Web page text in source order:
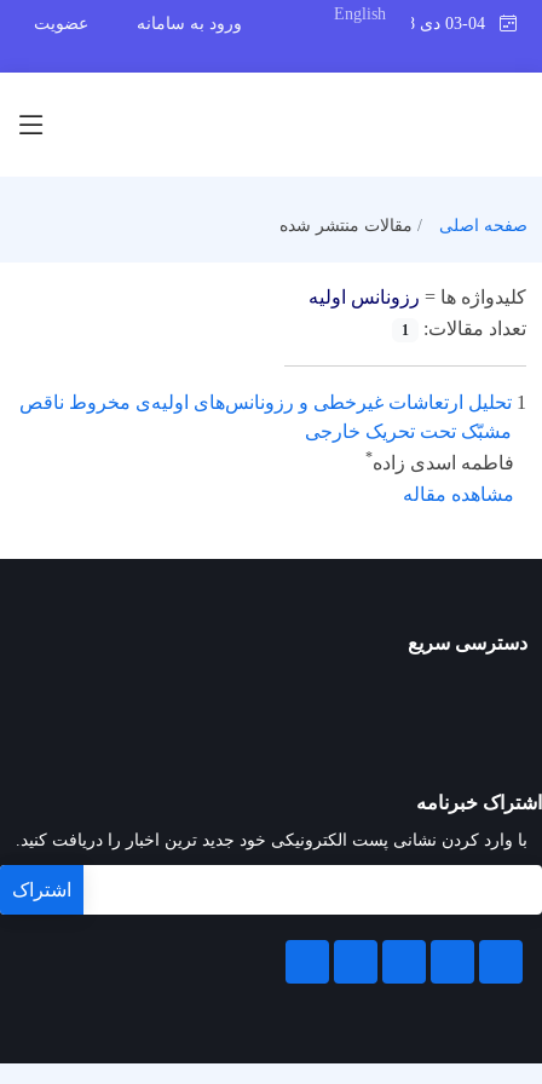
English
ورود به سامانه عضویت
صفحه اصلی مقالات منتشر شده
کلیدواژه ها = رزونانس اولیه
تعداد مقالات:
1
1 تحلیل ارتعاشات غیرخطی و رزونانس‌های اولیه‌ی مخروط ناقص
مشبّک تحت تحریک خارجی
فاطمه اسدی زاده*
مشاهده مقاله
دسترسی سریع
اشتراک خبرنامه
با وارد کردن نشانی پست الکترونیکی خود جدید ترین اخبار را دریافت کنید.